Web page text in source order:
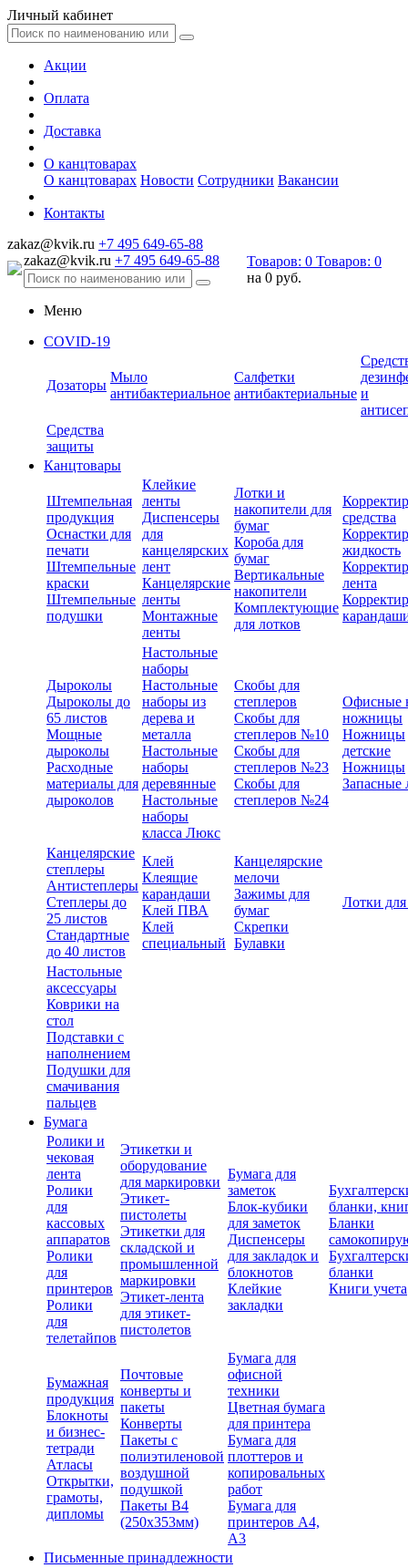
Личный кабинет
Акции
Оплата
Доставка
О канцтоварах
О канцтоварах Новости Сотрудники Вакансии
Контакты
zakaz@kvik.ru +7 495 649-65-88
zakaz@kvik.ru +7 495 649-65-88 Товаров: 0 Товаров: 0
на 0 руб.
Меню
COVID-19
Дозаторы
Мыло
антибактериальное
Салфетки
антибактериальные и
Средства
защиты
Канцтовары
Штемпельная
продукция
Оснастки для
печати
Штемпельные
краски
Штемпельные
подушки
Клейкие
ленты
Диспенсеры
для
канцелярских
лент
Канцелярские
ленты
Монтажные
ленты
Лотки и
накопители для
бумаг
Короба для
бумаг
Вертикальные
накопители
Комплектующие
для лотков
средства
жидкость
лента
Дыроколы
Дыроколы до
65 листов
Мощные
дыроколы
Расходные
материалы для
дыроколов
Настольные
наборы
Настольные
наборы из
дерева и
металла
Настольные
наборы
деревянные
Настольные
наборы
класса Люкс
Скобы для
степлеров
Скобы для
степлеров №10
Скобы для
степлеров №23
Скобы для
степлеров №24
Офисные
ножницы
Ножницы
детские
Ножницы
Запасные
Канцелярские
степлеры
Антистеплеры
Степлеры до
25 листов
Стандартные
до 40 листов
Клей
Клеящие
карандаши
Клей ПВА
Клей
специальный
Канцелярские
мелочи
Зажимы для
бумаг
Скрепки
Булавки
Лотки
Настольные
аксессуары
Коврики на
стол
Подставки с
наполнением
Подушки для
смачивания
пальцев
Бумага
Ролики и
чековая
лента
Ролики
для
кассовых
аппаратов
Ролики
для
принтеров
Ролики
для
телетайпов
Этикетки и
оборудование
для маркировки
Этикет-
пистолеты
Этикетки для
складской и
промышленной
маркировки
Этикет-лента
для этикет-
пистолетов
Бумага для
заметок
Блок-кубики
для заметок
Диспенсеры
для закладок и
блокнотов
Клейкие
закладки
бланки,
Бланки
бланки
Книги учета
Бумажная
продукция
Блокноты
и бизнес-
тетради
Атласы
Открытки,
грамоты,
дипломы
Почтовые
конверты и
пакеты
Конверты
Пакеты с
полиэтиленовой
воздушной
подушкой
Пакеты В4
(250х353мм)
Бумага для
офисной
техники
Цветная бумага
для принтера
Бумага для
плоттеров и
копировальных
работ
Бумага для
принтеров А4,
А3
Письменные принадлежности